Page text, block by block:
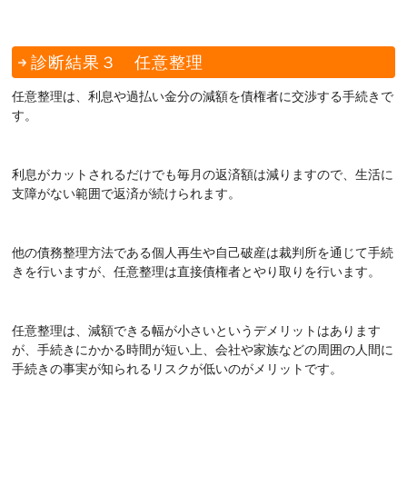
診断結果３ 任意整理
任意整理は、利息や過払い金分の減額を債権者に交渉する手続きで
す。
利息がカットされるだけでも毎月の返済額は減りますので、生活に
支障がない範囲で返済が続けられます。
他の債務整理方法である個人再生や自己破産は裁判所を通じて手続
きを行いますが、任意整理は直接債権者とやり取りを行います。
任意整理は、減額できる幅が小さいというデメリットはあります
が、手続きにかかる時間が短い上、会社や家族などの周囲の人間に
手続きの事実が知られるリスクが低いのがメリットです。